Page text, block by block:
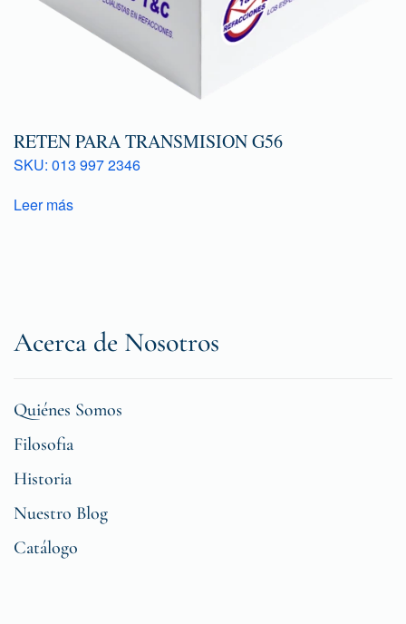
RETEN PARA TRANSMISION G56
SKU: 013 997 2346
Leer más
Acerca de Nosotros
Quiénes Somos
Filosofia
Historia
Nuestro Blog
Catálogo